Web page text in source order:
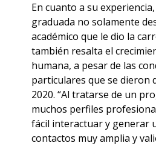
En cuanto a su
graduada no solamente
académico que le dio la
también resalta el
humana, a pesar de las
particulares que se dieron
2020. “Al tratarse de un
muchos perfiles
fácil interactuar y generar
contactos muy amplia y